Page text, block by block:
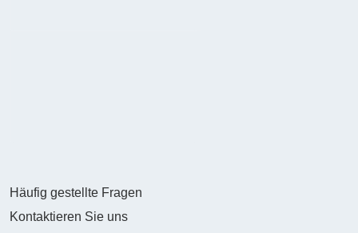
Häufig gestellte Fragen
Kontaktieren Sie uns